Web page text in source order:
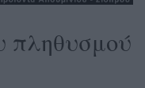
πληθυσμού